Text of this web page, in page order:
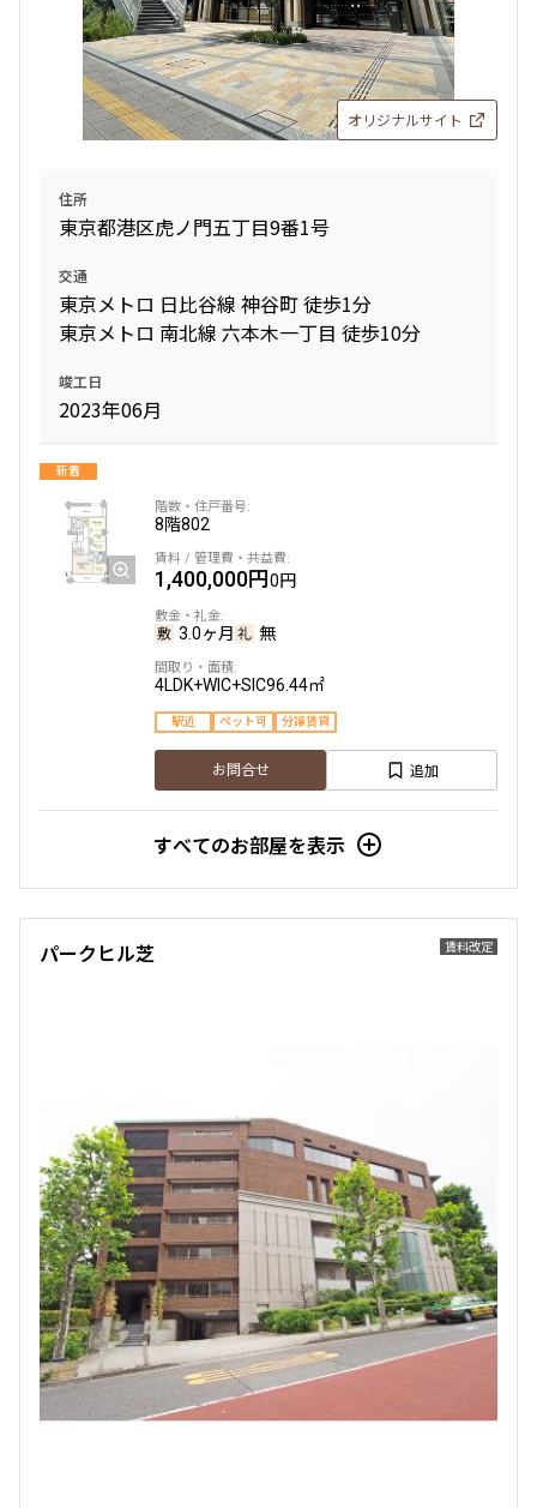
オリジナルサイト
住所
東京都港区虎ノ門五丁目9番1号
交通
東京メトロ 日比谷線 神谷町 徒歩1分
東京メトロ 南北線 六本木一丁目 徒歩10分
竣工日
2023年06月
新着
8階802
1,400,000円0円
3.0ヶ月 無
4LDK+WIC+SIC96.44㎡
駅近 ペット可 分譲賃貸
お問合せ 追加
すべてのお部屋を表示
賃料改定
パークヒル芝